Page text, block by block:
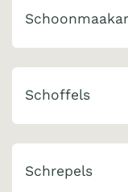
Schoffels
Schrepels